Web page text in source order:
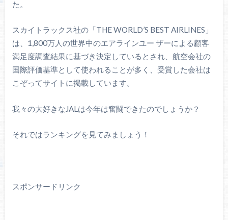
た。
スカイトラックス社の「THE WORLD’S BEST AIRLINES」
は、1,800万人の世界中のエアラインユー ザーによる顧客
満足度調査結果に基づき決定しているとされ、航空会社の
国際評価基準として使われることが多く、受賞した会社は
こぞってサイトに掲載しています。
我々の大好きなJALは今年は奮闘できたのでしょうか？
それではランキングを見てみましょう！
スポンサードリンク